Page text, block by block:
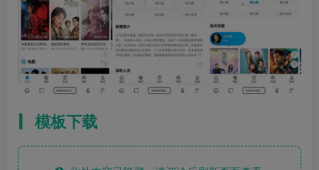
模板下载